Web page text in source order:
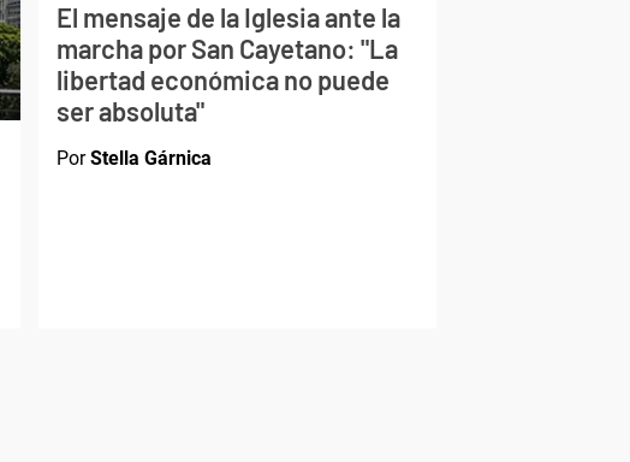
El mensaje de la Iglesia ante la
marcha por San Cayetano: "La
libertad económica no puede
ser absoluta"
PorStella Gárnica